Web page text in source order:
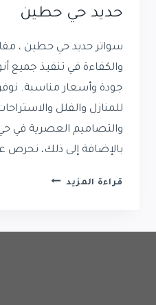
حديد حي حطين
سواتر حديد حي حطين ،
والكفاءة في تنفيذ جميع
جودة وأسعار مناسبة.
للمنازل والفلل
والتصاميم العصرية في
بالإضافة إلى ذلك، نحرص
قراءة المزيد سواتر